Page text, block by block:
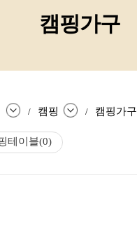
캠핑가구
/ 캠핑 / 캠핑가구
테이블(0)